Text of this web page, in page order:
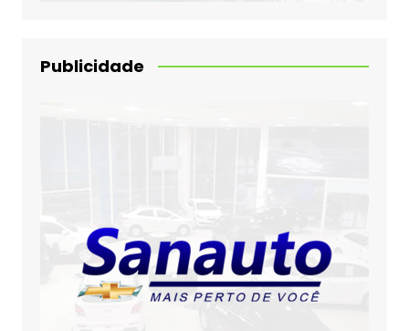
Publicidade